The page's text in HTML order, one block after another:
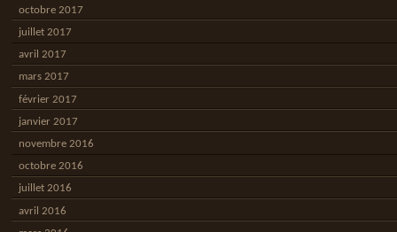
octobre 2017
juillet 2017
avril 2017
mars 2017
février 2017
janvier 2017
novembre 2016
octobre 2016
juillet 2016
avril 2016